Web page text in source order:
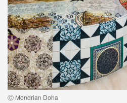
Ⓒ Mondrian Doha